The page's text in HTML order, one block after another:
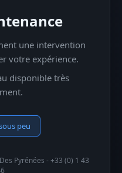
une intervention
votre expérience.
disponible très
peu
Pyrénées - +33 (0) 1 43